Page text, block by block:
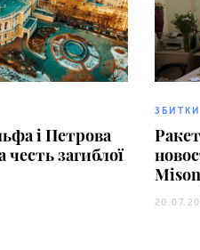
і Петрова
загиблої
ЗБИТКИ